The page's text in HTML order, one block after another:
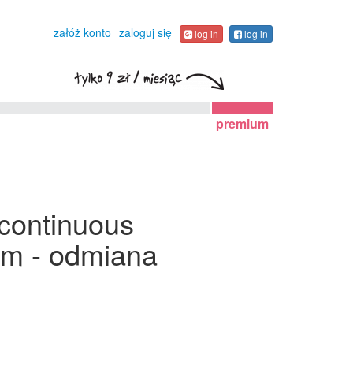
załóż konto zaloguj się log in log in
premium
- odmiana